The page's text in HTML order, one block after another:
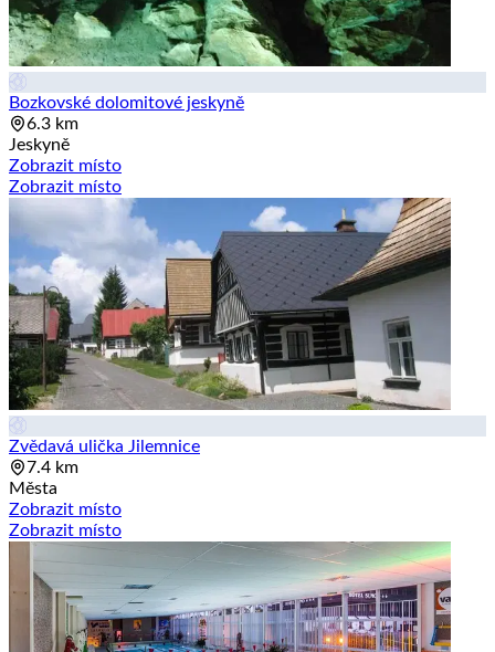
Bozkovské dolomitové jeskyně
6.3 km
Jeskyně
Zobrazit místo
Zobrazit místo
Zvědavá ulička Jilemnice
7.4 km
Města
Zobrazit místo
Zobrazit místo